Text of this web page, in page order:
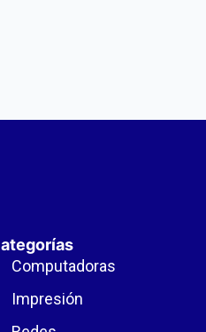
Computadoras
Impresión